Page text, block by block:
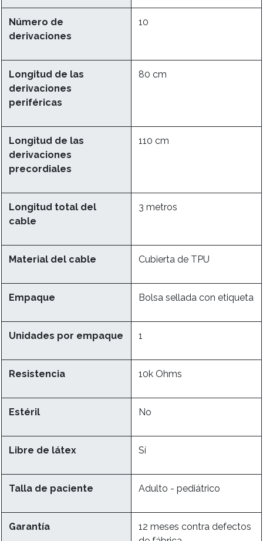
Número de
derivaciones
10
Longitud de las
derivaciones
periféricas
80 cm
Longitud de las
derivaciones
precordiales
110 cm
Longitud total del
cable
3 metros
Material del cable Cubierta de TPU
Empaque Bolsa sellada con etiqueta
Unidades por empaque 1
Resistencia 10k Ohms
Estéril No
Libre de látex Sí
Talla de paciente Adulto - pediátrico
Garantía
12 meses contra defectos